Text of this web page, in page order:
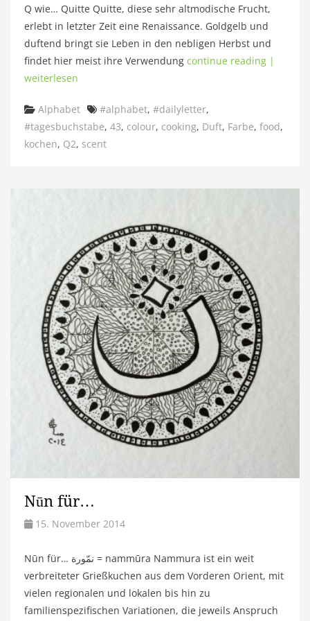
Q wie… Quitte Quitte, diese sehr altmodische Frucht,
erlebt in letzter Zeit eine Renaissance. Goldgelb und
duftend bringt sie Leben in den nebligen Herbst und
findet hier meist ihre Verwendung continue reading |
weiterlesen
Categories
Alphabet Tags
#alphabet, #dailyletter,
#tagesbuchstabe, 43, colour, cooking, Duft, Farbe, food,
kochen, Q2, scent
Nūn für…
15. November 2014
Nūn für… نمّورة = nammūra Nammura ist ein weit
verbreiteter Grießkuchen aus dem Vorderen Orient, mit
vielen regionalen und lokalen bis hin zu
familienspezifischen Variationen, die jeweils Anspruch